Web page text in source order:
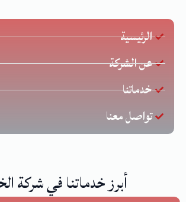
الرئيسية
عن الشركة
خدماتنا
تواصل معنا
أبرز خدماتنا في شركة